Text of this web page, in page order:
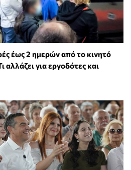
έως 2 ημερών από το κινητό
για εργοδότες και